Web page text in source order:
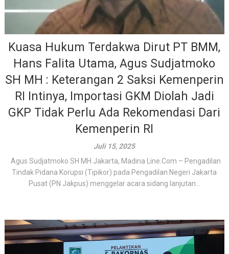
Kuasa Hukum Terdakwa Dirut PT BMM,
Hans Falita Utama, Agus Sudjatmoko
SH MH : Keterangan 2 Saksi Kemenperin
RI Intinya, Importasi GKM Diolah Jadi
GKP Tidak Perlu Ada Rekomendasi Dari
Kemenperin RI
Juli 15, 2025
Agus Sudjatmoko SH MH Jakarta, Madina Line.Com – Pengadilan
Tindak Pidana Korupsi (Tipikor) pada Pengadilan Negeri Jakarta
Pusat (PN Jakpus) menggelar acara sidang lanjutan...